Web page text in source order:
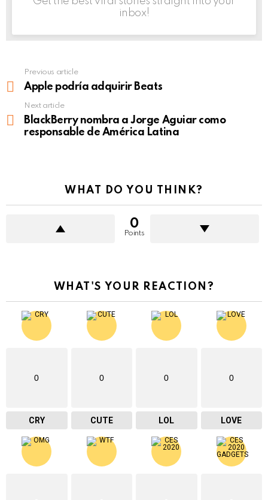
inbox!
more
Previous article
Apple podría adquirir Beats
Next article
BlackBerry nombra a Jorge Aguiar como
responsable de América Latina
WHAT DO YOU THINK?
0
Points
WHAT'S YOUR REACTION?
0
CRY
0
CUTE
0
LOL
0
LOVE